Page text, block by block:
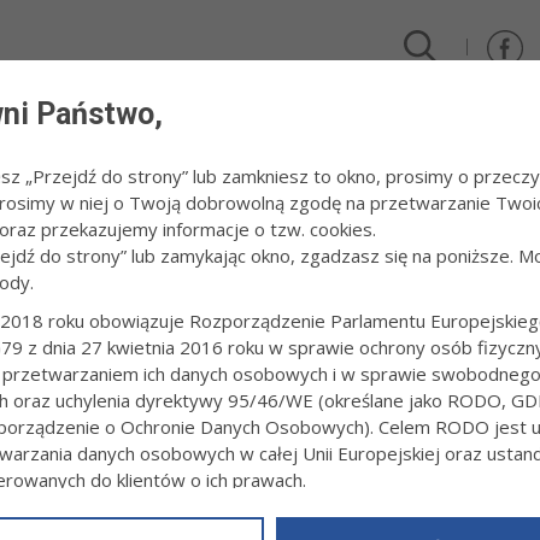
Węgrzech
DRUGI NA WĘGRZECH
Redakcja tarnow.pl
z powodzeniem reprezentował barwy Brygady Vrihedd podczas
Döbrönte zawodów piątej rundy Pucharu Europy Centralnej w
Państwo,
„Przejdź do strony” lub zamkniesz to okno, prosimy o
w niej o Twoją dobrowolną zgodę na przetwarzanie
przekazujemy informacje o tzw. cookies.
do strony” lub zamykając okno, zgadzasz się na poniższe.
roku obowiązuje Rozporządzenie Parlamentu
z dnia 27 kwietnia 2016 roku w sprawie ochrony osób
ich danych osobowych i w sprawie
oraz uchylenia dyrektywy 95/46/WE (określane jako RODO,
o Ochronie Danych Osobowych). Celem RODO jest
danych osobowych w całej Unii Europejskiej oraz
do klientów o ich prawach.
powyższym, w zakładceRODOna stroniehttps://